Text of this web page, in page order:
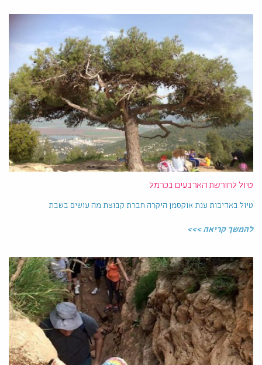
טיול לחורשת הארבעים בכרמל
טיול באדיבות ענת אוקסמן היקרה חברת קבוצת מה עושים בשבת
להמשך קריאה >>>